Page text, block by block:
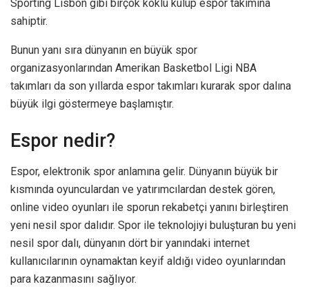
Sporting Lisbon gibi birçok köklü kulüp espor takımına
sahiptir.
Bunun yanı sıra dünyanın en büyük spor
organizasyonlarından Amerikan Basketbol Ligi NBA
takımları da son yıllarda espor takımları kurarak spor dalına
büyük ilgi göstermeye başlamıştır.
Espor nedir?
Espor, elektronik spor anlamına gelir. Dünyanın büyük bir
kısmında oyunculardan ve yatırımcılardan destek gören,
online video oyunları ile sporun rekabetçi yanını birleştiren
yeni nesil spor dalıdır. Spor ile teknolojiyi buluşturan bu yeni
nesil spor dalı, dünyanın dört bir yanındaki internet
kullanıcılarının oynamaktan keyif aldığı video oyunlarından
para kazanmasını sağlıyor.